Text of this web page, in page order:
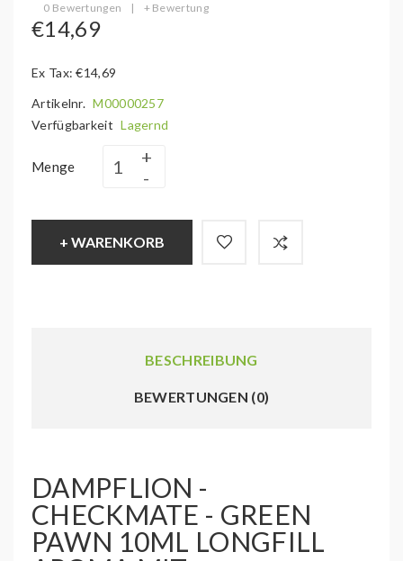
0 Bewertungen | + Bewertung
€14,69
Ex Tax: €14,69
Artikelnr. M00000257
Verfügbarkeit Lagernd
Menge
+ WARENKORB
BESCHREIBUNG
BEWERTUNGEN (0)
DAMPFLION -
CHECKMATE - GREEN
PAWN 10ML LONGFILL